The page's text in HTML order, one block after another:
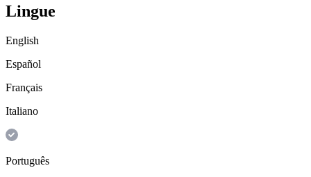
Lingue
English
Español
Français
Italiano
Português